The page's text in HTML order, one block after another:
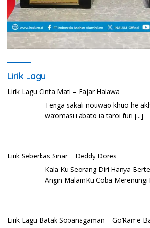
Lirik Lagu
Lirik Lagu Cinta Mati – Fajar Halawa
Tenga sakali nouwao khuo he
wa’omasiTabato ia taroi furi [...]
Lirik Seberkas Sinar – Deddy Dores
Kala Ku Seorang Diri Hanya
Angin MalamKu Coba
Lirik Lagu Batak Sopanagaman – Go’Rame